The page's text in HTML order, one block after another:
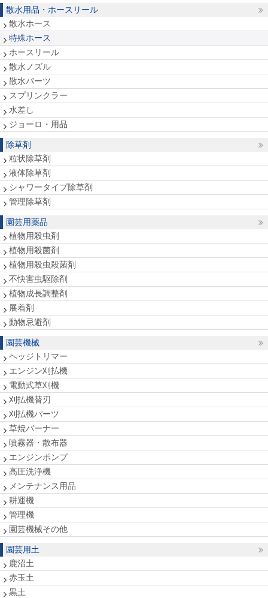
散水用品・ホースリール
散水ホース
特殊ホース
ホースリール
散水ノズル
散水パーツ
スプリンクラー
水差し
ジョーロ・用品
除草剤
粒状除草剤
液体除草剤
シャワータイプ除草剤
管理除草剤
園芸用薬品
植物用殺虫剤
植物用殺菌剤
植物用殺虫殺菌剤
不快害虫駆除剤
植物成長調整剤
展着剤
動物忌避剤
園芸機械
ヘッジトリマー
エンジン刈払機
電動式草刈機
刈払機替刃
刈払機パーツ
草焼バーナー
噴霧器・散布器
エンジンポンプ
高圧洗浄機
メンテナンス用品
耕運機
管理機
園芸機械その他
園芸用土
鹿沼土
赤玉土
黒土